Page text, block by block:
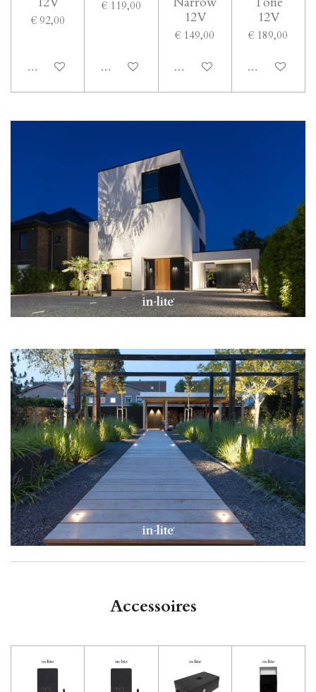
€ 92,00
In winkelwagen
€ 119,00
In winkelwagen
12V
€ 149,00
In winkelwagen
12V
€ 189,00
In
Accessoires